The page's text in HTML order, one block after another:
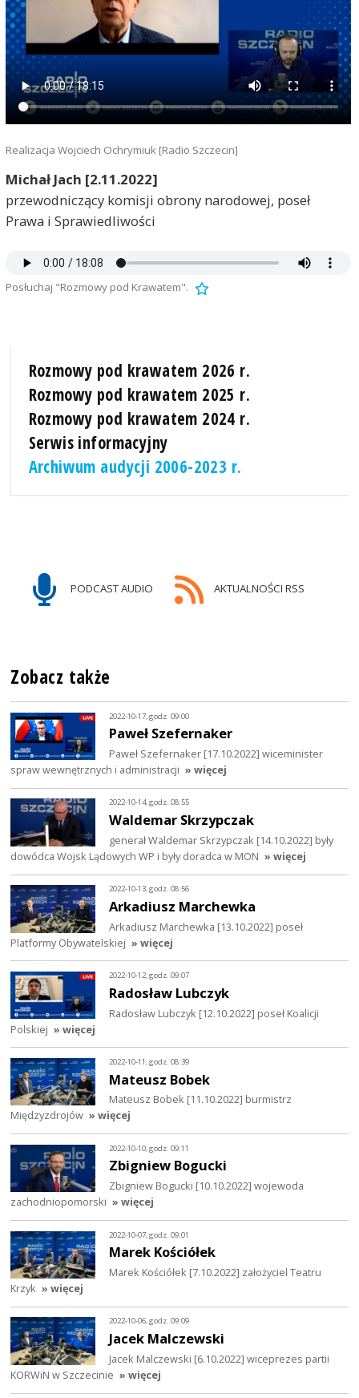
Realizacja Wojciech Ochrymiuk [Radio Szczecin]
Michał Jach [2.11.2022]
przewodniczący komisji obrony narodowej, poseł
Prawa i Sprawiedliwości
Posłuchaj "Rozmowy pod Krawatem".
Rozmowy pod krawatem 2026 r.
Rozmowy pod krawatem 2025 r.
Rozmowy pod krawatem 2024 r.
Serwis informacyjny
Archiwum audycji 2006-2023 r.
PODCAST AUDIO AKTUALNOŚCI RSS
Zobacz także
2022-10-17, godz. 09:00
Paweł Szefernaker
Paweł Szefernaker [17.10.2022] wiceminister
spraw wewnętrznych i administracji » więcej
2022-10-14, godz. 08:55
Waldemar Skrzypczak
generał Waldemar Skrzypczak [14.10.2022] były
dowódca Wojsk Lądowych WP i były doradca w MON » więcej
2022-10-13, godz. 08:56
Arkadiusz Marchewka
Arkadiusz Marchewka [13.10.2022] poseł
Platformy Obywatelskiej » więcej
2022-10-12, godz. 09:07
Radosław Lubczyk
Radosław Lubczyk [12.10.2022] poseł Koalicji
Polskiej » więcej
2022-10-11, godz. 08:39
Mateusz Bobek
Mateusz Bobek [11.10.2022] burmistrz
Międzyzdrojów » więcej
2022-10-10, godz. 09:11
Zbigniew Bogucki
Zbigniew Bogucki [10.10.2022] wojewoda
zachodniopomorski » więcej
2022-10-07, godz. 09:01
Marek Kościółek
Marek Kościółek [7.10.2022] założyciel Teatru
Krzyk » więcej
2022-10-06, godz. 09:09
Jacek Malczewski
Jacek Malczewski [6.10.2022] wiceprezes partii
KORWiN w Szczecinie » więcej